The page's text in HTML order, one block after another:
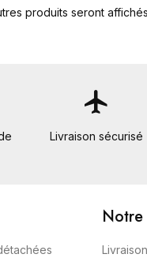
produits seront
flight
Livraison sécurisé
Livraison